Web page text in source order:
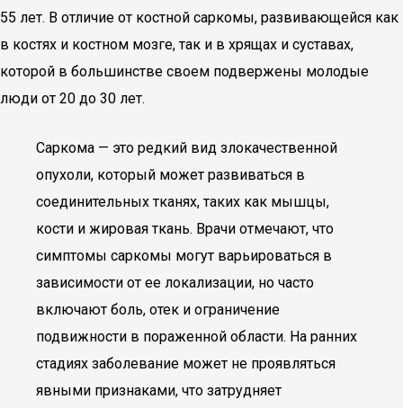
55 лет. В отличие от костной саркомы, развивающейся как
в костях и костном мозге, так и в хрящах и суставах,
которой в большинстве своем подвержены молодые
люди от 20 до 30 лет.
Саркома — это редкий вид злокачественной
опухоли, который может развиваться в
соединительных тканях, таких как мышцы,
кости и жировая ткань. Врачи отмечают, что
симптомы саркомы могут варьироваться в
зависимости от ее локализации, но часто
включают боль, отек и ограничение
подвижности в пораженной области. На ранних
стадиях заболевание может не проявляться
явными признаками, что затрудняет